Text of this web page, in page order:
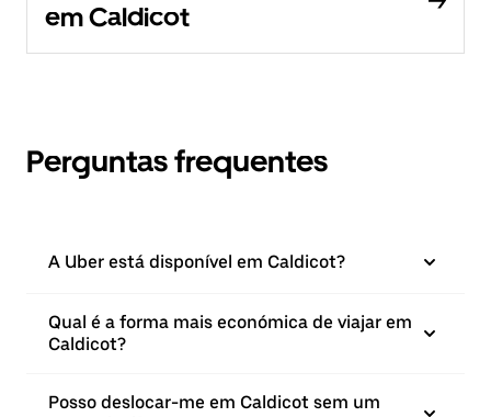
em Caldicot
Perguntas frequentes
A Uber está disponível em Caldicot?
Qual é a forma mais económica de viajar em
Caldicot?
Posso deslocar-me em Caldicot sem um